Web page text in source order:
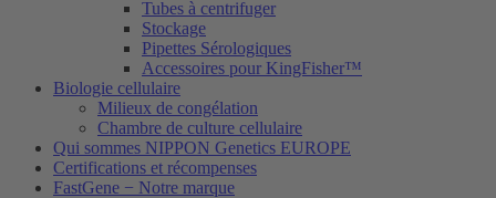
Tubes à centrifuger
Stockage
Pipettes Sérologiques
Accessoires pour KingFisher™
Biologie cellulaire
Milieux de congélation
Chambre de culture cellulaire
Qui sommes NIPPON Genetics EUROPE
Certifications et récompenses
FastGene − Notre marque